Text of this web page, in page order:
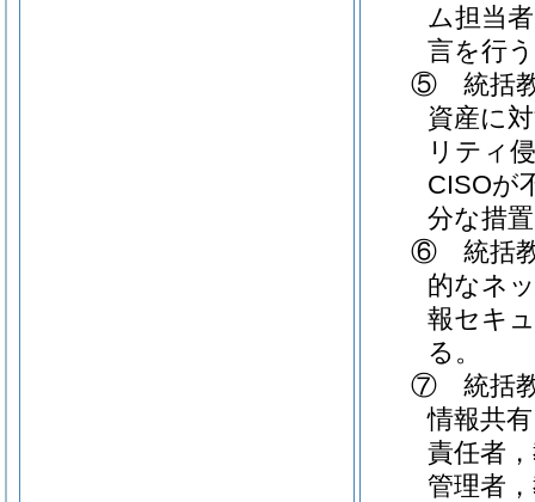
ム担当
言を行
⑤ 統括教
資産に
リティ
CISOが
分な措
⑥ 統括教
的なネ
報セキ
る。
⑦ 統括教
情報共
責任者
管理者